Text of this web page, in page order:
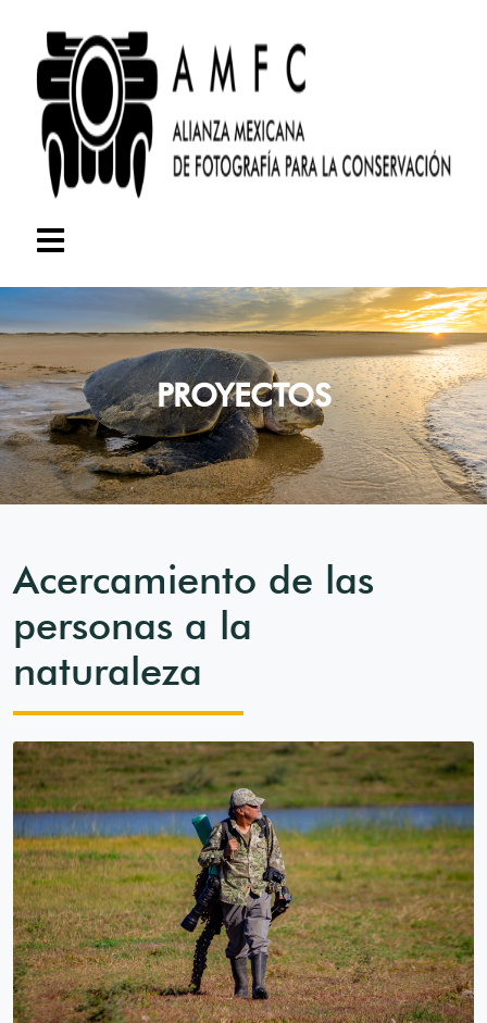
PROYECTOS
Acercamiento de las
personas a la
naturaleza